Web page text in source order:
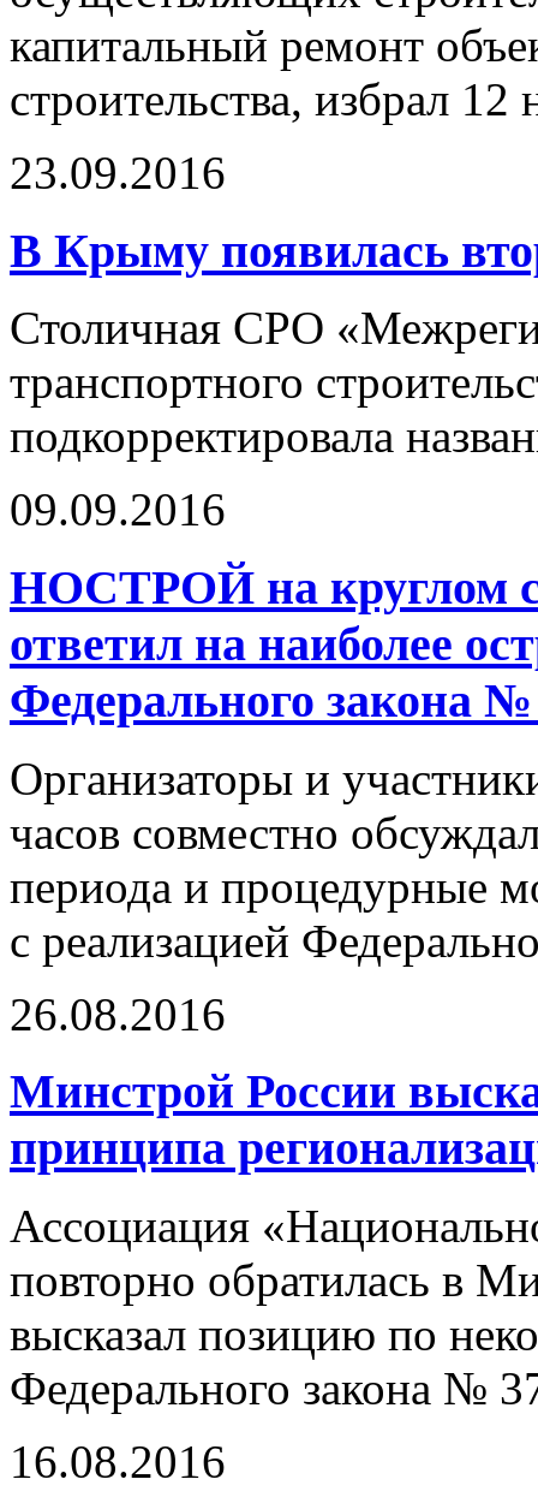
капитальный ремонт
строительства, избрал
23.09.2016
В Крыму появилась
Столичная СРО
транспортного
подкорректировала
09.09.2016
НОСТРОЙ на круглом
ответил на наиболее
Федерального закона
Организаторы и
часов совместно
периода и процедурные
с реализацией
26.08.2016
Минстрой России
принципа
Ассоциация
повторно обратилась в
высказал позицию по
Федерального закона №
16.08.2016